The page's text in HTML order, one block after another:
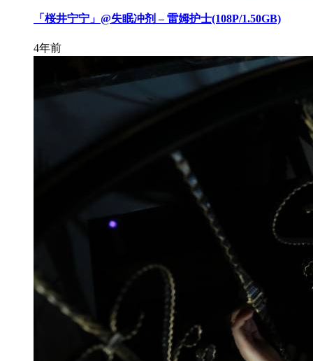
「桜井宁宁」@失眠冲剂 – 雷姆护士(108P/1.50GB)
4年前